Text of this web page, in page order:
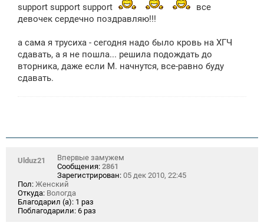
н
и
е
support support support
все
девочек сердечно поздравляю!!!
а сама я трусиха - сегодня надо было кровь на ХГЧ
сдавать, а я не пошла... решила подождать до
вторника, даже если М. начнутся, все-равно буду
сдавать.
Ulduz21
Впервые замужем
Сообщения: 2861
Зарегистрирован: 05 дек 2010, 22:45
Пол: Женский
Откуда: Вологда
Благодарил (а): 1 раз
Поблагодарили: 6 раз